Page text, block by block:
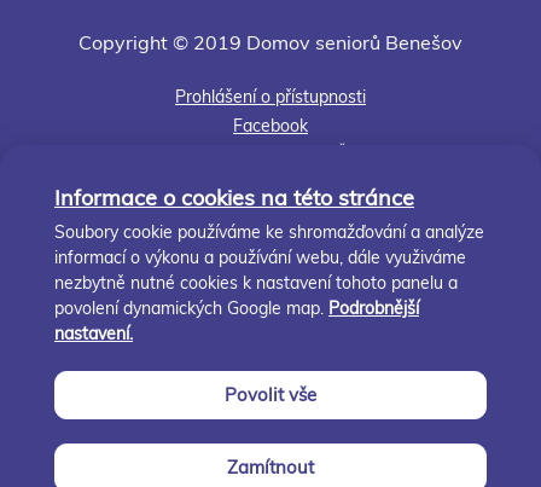
Informace o cookies na této stránce
Soubory cookie používáme ke shromažďování a analýze
informací o výkonu a používání webu, dále využiváme
nezbytně nutné cookies k nastavení tohoto panelu a
povolení dynamických Google map. Podrobnější
nastavení.
Povolit vše
Zamítnout
Copyright © 2019 Domov seniorů Benešov
Prohlášení o přístupnosti
Facebook
Kudy k nám
Středočeský kraj
Nastavení cookies
Zásady cookies
info@ds-benesov.cz
+420 317 728 388; +420 323 607 515